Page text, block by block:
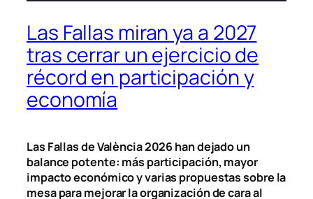
Las Fallas miran ya a 2027
tras cerrar un ejercicio de
récord en participación y
economía
Las Fallas de València 2026 han dejado un
balance potente: más participación, mayor
impacto económico y varias propuestas sobre la
mesa para mejorar la organización de cara al